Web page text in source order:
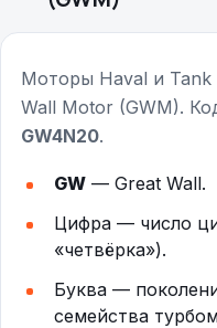
Моторы Haval и Tank
Wall Motor (GWM).
GW4N20.
GW — Great Wall.
Цифра — число
«четвёрка»).
Буква —
семейства